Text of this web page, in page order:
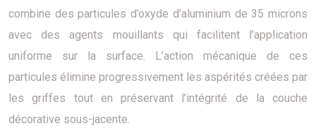
combine des particules d’oxyde d’aluminium de 35 microns
avec des agents mouillants qui facilitent l’application
uniforme sur la surface. L’action mécanique de ces
particules élimine progressivement les aspérités créées par
les griffes tout en préservant l’intégrité de la couche
décorative sous-jacente.